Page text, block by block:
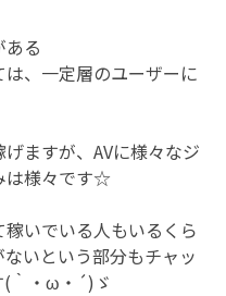
る
、一定層のユーザーに
ますが、AVに様々なジ
は様々です☆
いでいる人もいるくら
いという部分もチャッ
(｀・ω・´)ゞ